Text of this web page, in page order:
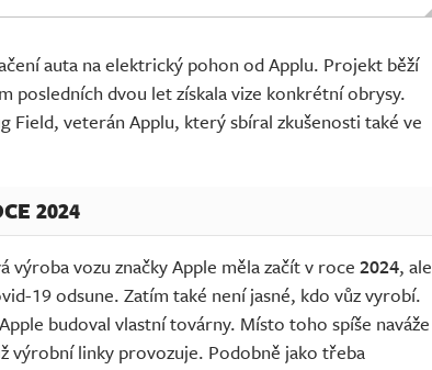
auta na elektrický pohon od Applu. Projekt běží
posledních dvou let získala vize konkrétní obrysy.
Field, veterán Applu, který sbíral zkušenosti také ve
2024
výroba vozu značky Apple měla začít v roce2024, ale
19 odsune. Zatím také není jasné, kdo vůz vyrobí.
budoval vlastní továrny. Místo toho spíše naváže
výrobní linky provozuje. Podobně jako třeba